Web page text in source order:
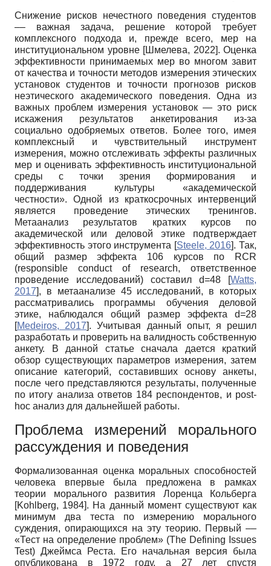
Снижение рисков нечестного поведения студентов
–– важная задача, решение которой требует
комплексного подхода и, прежде всего, мер на
институциональном уровне [Шмелева, 2022]. Оценка
эффективности принимаемых мер во многом завит
от качества и точности методов измерения этических
установок студентов и точности прогнозов рисков
неэтического академического поведения. Одна из
важных проблем измерения установок — это риск
искажения результатов анкетирования из-за
социально одобряемых ответов. Более того, имея
комплексный и чувствительный инструмент
измерения, можно отслеживать эффекты различных
мер и оценивать эффективность институциональной
среды с точки зрения формирования и
поддерживания культуры «академической
честности». Одной из краткосрочных интервенций
является проведение этических тренингов.
Метаанализ результатов кратких курсов по
академической или деловой этике подтверждает
эффективность этого инструмента [Steele, 2016]. Так,
общий размер эффекта 106 курсов по RCR
(responsible conduct of research, ответственное
проведение исследований) составил d=48
[Watts,
2017], в метаанализе 45 исследований, в которых
рассматривались программы обучения деловой
этике, наблюдался общий размер эффекта d=28
[Medeiros, 2017]. Учитывая данный опыт, я решил
разработать и проверить на валидность собственную
анкету. В данной статье сначала дается краткий
обзор существующих параметров измерения, затем
описание категорий, составивших основу анкеты,
после чего представляются результаты, полученные
по итогу анализа ответов 184 респондентов, и post-
hoc анализ для дальнейшей работы.
Проблема измерений морального
рассуждения и поведения
Формализованная оценка моральных способностей
человека впервые была предложена в рамках
теории морального развития Лоренца Кольберга
[Kohlberg, 1984]. На данный момент существуют как
минимум два теста по измерению морального
суждения, опирающихся на эту теорию. Первый ––
«Тест на определение проблем» (The Defining Issues
Test) Джеймса Реста. Его начальная версия была
опубликована в 1972 году, а 27 лет спустя